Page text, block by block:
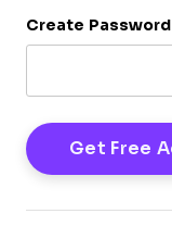
Create Password